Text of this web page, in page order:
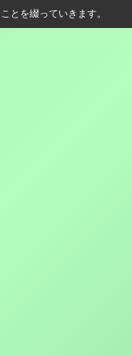
とを綴っていきます。